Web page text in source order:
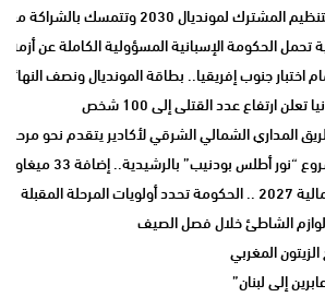
2030 وتتمسك بالشراكة مع المغرب وإسبانيا
تحمل الحكومة الإسبانية المسؤولية الكاملة عن أزمة
اختبار جنوب إفريقيا.. بطاقة المونديال ونصف
ارتفاع عدد القتلى إلى 100 شخص
المداري الشمالي الشرقي لأكادير يتقدم نحو مرحلة
بودنيب” بالرشيدية.. إضافة 33 ميغاوات إلى الشبكة الوطنية
المقبلة
الشاطئ خلال فصل الصيف
المغربي
إلى لبنان”